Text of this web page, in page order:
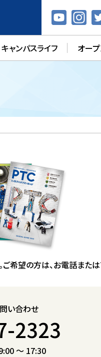
キャンパスライフ オー
希望の方は、お電話または
い合わせ
2323
～ 17:30